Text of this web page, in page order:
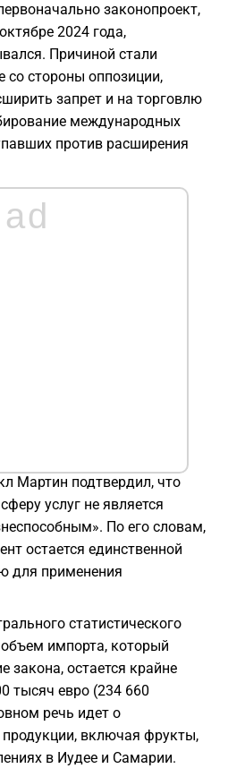
законопроект,
2024 года,
Причиной стали
со стороны оппозиции,
запрет и на торговлю
международных
против расширения
ad
Мартин подтвердил, что
услуг не является
По его словам,
остается единственной
для применения
статистического
импорта, который
закона, остается крайне
тысяч евро (234 660
речь идет о
продукции, включая фрукты,
в Иудее и Самарии.